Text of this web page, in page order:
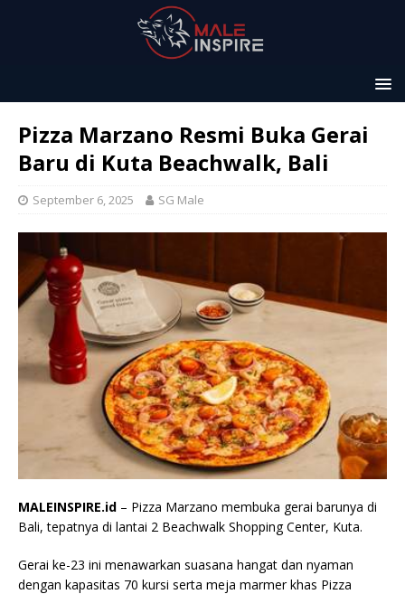
Pizza Marzano Resmi Buka Gerai
Baru di Kuta Beachwalk, Bali
September 6, 2025 SG Male
MALEINSPIRE.id – Pizza Marzano membuka gerai barunya di
Bali, tepatnya di lantai 2 Beachwalk Shopping Center, Kuta.
Gerai ke-23 ini menawarkan suasana hangat dan nyaman
dengan kapasitas 70 kursi serta meja marmer khas Pizza